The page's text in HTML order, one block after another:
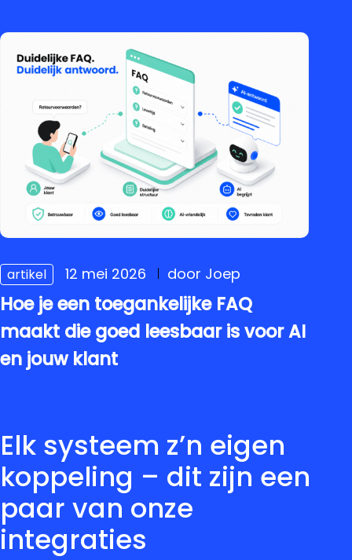
artikel 12 mei 2026 door Joep
Hoe je een toegankelijke FAQ
maakt die goed leesbaar is voor AI
en jouw klant
Elk systeem z’n eigen
koppeling – dit zijn een
paar van onze
integraties